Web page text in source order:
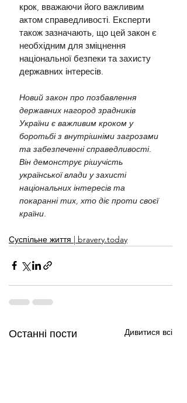
крок, вважаючи його важливим
актом справедливості. Експерти
також зазначають, що цей закон є
необхідним для зміцнення
національної безпеки та захисту
державних інтересів.
Новий закон про позбавлення
державних нагород зрадників
України є важливим кроком у
боротьбі з внутрішніми загрозами
та забезпеченні справедливості.
Він демонструє рішучість
української влади у захисті
національних інтересів та
покаранні тих, хто діє проти своєї
країни.
Суспільне життя | bravery.today
Останні пости Дивитися всі